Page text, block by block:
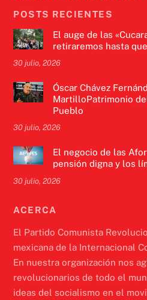
POSTS RECIENTES
El auge de las
retiraremos hasta
30 julio, 2026
Óscar Chávez
MartilloPatrimonio
Pueblo
30 julio, 2026
El negocio de las
pensión digna y los
30 julio, 2026
ACERCA
El Partido Comunista
mexicana de la Internacional
En nuestra organización nos
revolucionarios de todo el
ideas del socialismo en el